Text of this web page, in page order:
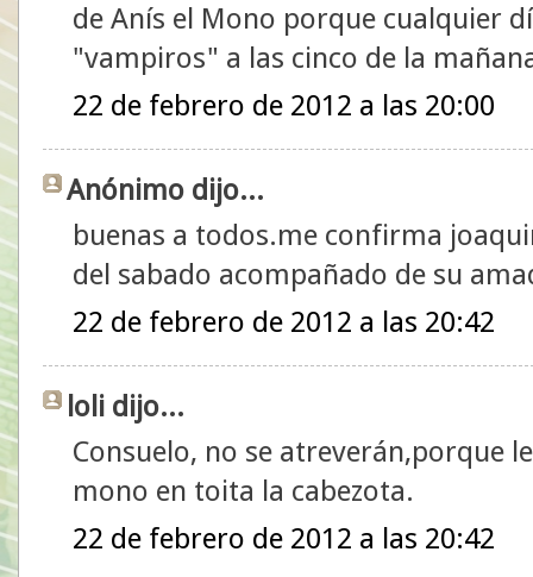
de Anís el Mono porque cualquier
"vampiros" a las cinco de la
22 de febrero de 2012 a las 20:00
Anónimo dijo...
buenas a todos.me confirma
del sabado acompañado de su
22 de febrero de 2012 a las 20:42
loli dijo...
Consuelo, no se atreverán,porque
mono en toita la cabezota.
22 de febrero de 2012 a las 20:42